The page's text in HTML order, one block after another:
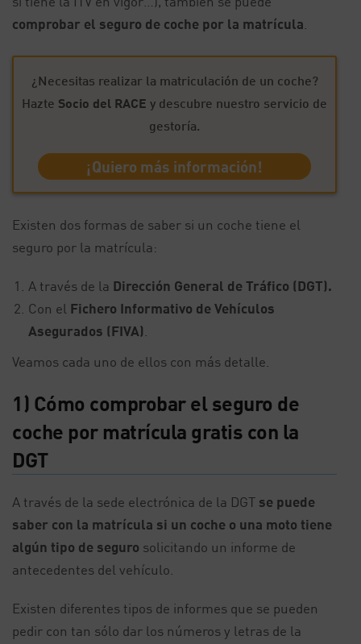
comprobar el seguro de coche por la matrícula
¿Necesitas realizar la matriculación de un coche?
Hazte Socio del RACE y descubre nuestro servicio de
gestoría.
¡Quiero más información!
Existen dos formas de saber si un coche tiene el
seguro por la matrícula:
A través de la Dirección General de Tráfico (DGT).
Con el Fichero Informativo de Vehículos
Asegurados (FIVA)
Veamos cada uno de ellos con más detalle.
1) Cómo comprobar el seguro de
coche por matrícula gratis con la
DGT
A través de la sede electrónica de la DGT se puede
saber con la matrícula si un coche o una moto tiene
algún tipo de seguro solicitando un informe de
antecedentes del vehículo.
Existen diferentes tipos de informes que se pueden
pedir con tan sólo dar los números y letras de la